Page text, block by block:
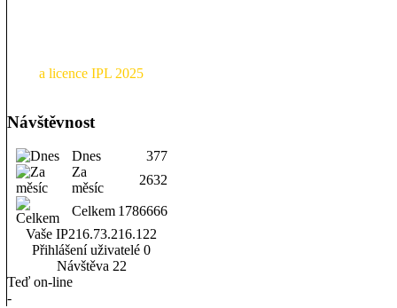
a licence IPL 2025
Návštěvnost
Dnes
377
Za
měsíc
2632
Celkem 1786666
Vaše IP216.73.216.122
Přihlášení uživatelé 0
Návštěva 22
Teď on-line
-